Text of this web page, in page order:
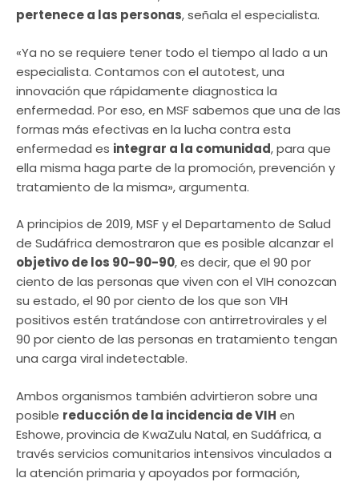
pertenece a las personas, señala el especialista.
«Ya no se requiere tener todo el tiempo al lado a un
especialista. Contamos con el autotest, una
innovación que rápidamente diagnostica la
enfermedad. Por eso, en MSF sabemos que una de las
formas más efectivas en la lucha contra esta
enfermedad es integrar a la comunidad, para que
ella misma haga parte de la promoción, prevención y
tratamiento de la misma», argumenta.
A principios de 2019, MSF y el Departamento de Salud
de Sudáfrica demostraron que es posible alcanzar el
objetivo de los 90-90-90, es decir, que el 90 por
ciento de las personas que viven con el VIH conozcan
su estado, el 90 por ciento de los que son VIH
positivos estén tratándose con antirretrovirales y el
90 por ciento de las personas en tratamiento tengan
una carga viral indetectable.
Ambos organismos también advirtieron sobre una
posible reducción de la incidencia de VIH en
Eshowe, provincia de KwaZulu Natal, en Sudáfrica, a
través servicios comunitarios intensivos vinculados a
la atención primaria y apoyados por formación,